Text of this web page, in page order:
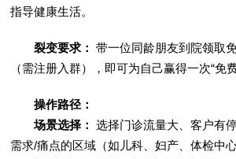
指导健康生活。
裂变要求： 带一位同龄朋友到院领取
（需注册入群），即可为自己赢得一次“免
操作路径：
场景选择：选择门诊流量大、客户有
需求/痛点的区域（如儿科、妇产、体检中